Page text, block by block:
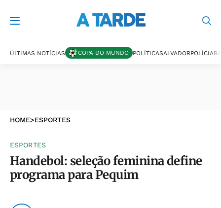
ÚLTIMAS NOTÍCIAS COPA DO MUNDO POLÍTICASALVADORPOLÍCIA
HOME>ESPORTES
ESPORTES
Handebol: seleção feminina define
programa para Pequim